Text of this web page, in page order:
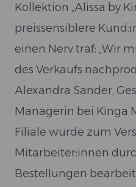
Kollektion „Alissa by
preissensiblere
einen Nerv traf: „Wir
des Verkaufs
Alexandra Sander,
Managerin bei Kinga
Filiale wurde zum
Mitarbeiter:innen
Bestellungen